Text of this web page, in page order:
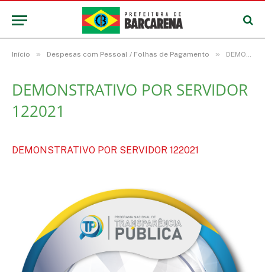
Início » Despesas com Pessoal / Folhas de Pagamento » DEMONSTRATIVO POR SERVIDOR 122021
DEMONSTRATIVO POR SERVIDOR
122021
DEMONSTRATIVO POR SERVIDOR 122021